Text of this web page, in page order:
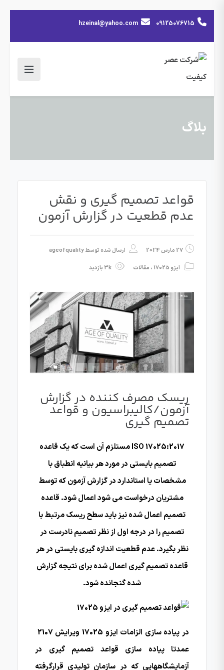
09125076715
hzeinal@yahoo.com
بلاگ
قواعد تصمیم گیری و نقش
عدم قطعیت در گزارش آزمون
27 مارس 2024 ارسال شده توسطageofquality
ایزو 17025 ، مقالات
ریسک مصرف کننده در گزارش
آزمون/کالیبراسیون و قواعد
تصمیم گیری
ISO 17025:2017 مستلزم آن است که یک قاعده
تصمیم بایستی در مورد هر بیانیه انطباق با
مشخصات یا استاندارد در گزارش آزمون که توسط
مشتریان درخواست می شود اعمال شود. قاعده
تصمیم اعمال شده نیز باید سطح ریسک مرتبط با
تصمیم را در درجه اول از نظر تصمیم نادرست در
نظر بگیرد. عدم قطعیت اندازه گیری بایستی در هر
قاعده تصمیم گیری اعمال شده برای نتیجه گزارش
شده گنجانده شود.
عمدتا پیاده سازی قواعد تصمیم گیری در
آزمایشگاههایی که در سازمان تولیدی قرارگرفته